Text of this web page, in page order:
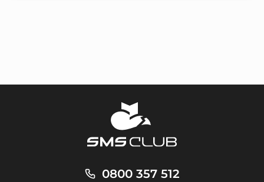
0800 357 512